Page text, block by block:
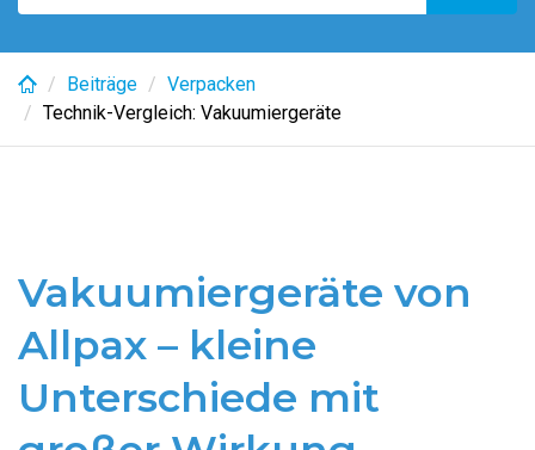
Beiträge
Verpacken
Technik-Vergleich: Vakuumiergeräte
Vakuumiergeräte von
Allpax – kleine
Unterschiede mit